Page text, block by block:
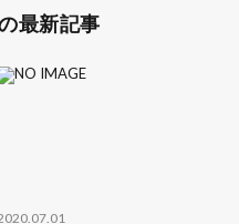
最新記事